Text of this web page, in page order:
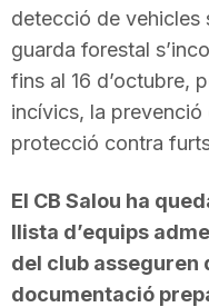
detecció de vehicles
guarda forestal
fins al 16 d’octubre,
incívics, la prevenció
protecció contra
El CB Salou ha
llista d’equips
del club asseguren
documentació